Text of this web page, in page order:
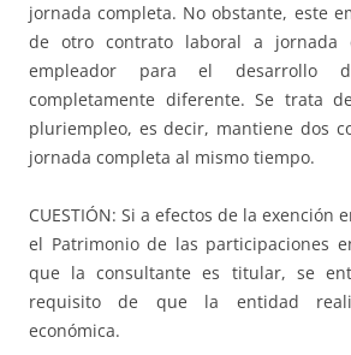
jornada completa. No obstante, este
de otro contrato laboral a jornada
empleador para el desarrollo
completamente diferente. Se trata
pluriempleo, es decir, mantiene dos
jornada completa al mismo tiempo.
CUESTIÓN: Si a efectos de la exención
el Patrimonio de las participaciones
que la consultante es titular, se
requisito de que la entidad
económica.